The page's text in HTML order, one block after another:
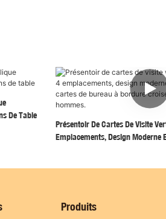
De Table
Présentoir De Cartes De Visite
Emplacements, Design Moderne
Produits